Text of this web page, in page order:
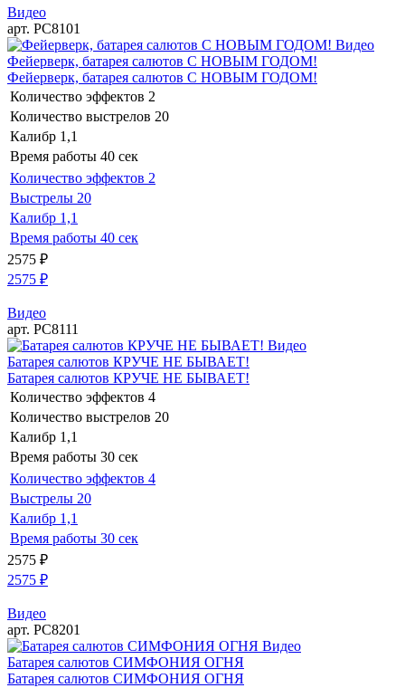
Видео
арт. РС8101
Видео
Фейерверк, батарея салютов С НОВЫМ ГОДОМ!
Фейерверк, батарея салютов С НОВЫМ ГОДОМ!
Количество эффектов 2
Количество выстрелов 20
Калибр 1,1
Время работы 40 сек
Количество эффектов 2
Выстрелы 20
Калибр 1,1
Время работы 40 сек
2575 ₽
2575 ₽
Видео
арт. РС8111
Видео
Батарея салютов КРУЧЕ НЕ БЫВАЕТ!
Батарея салютов КРУЧЕ НЕ БЫВАЕТ!
Количество эффектов 4
Количество выстрелов 20
Калибр 1,1
Время работы 30 сек
Количество эффектов 4
Выстрелы 20
Калибр 1,1
Время работы 30 сек
2575 ₽
2575 ₽
Видео
арт. РС8201
Видео
Батарея салютов СИМФОНИЯ ОГНЯ
Батарея салютов СИМФОНИЯ ОГНЯ